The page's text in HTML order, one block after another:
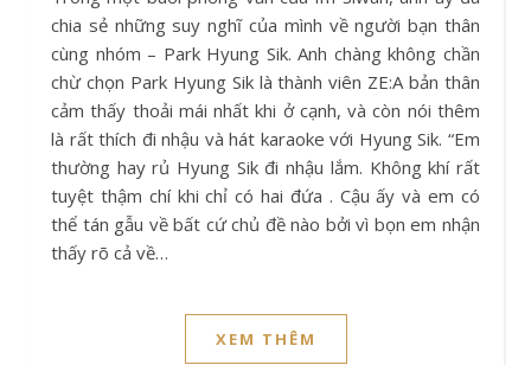
chia sẻ những suy nghĩ của mình về người bạn thân
cùng nhóm – Park Hyung Sik. Anh chàng không chần
chừ chọn Park Hyung Sik là thành viên ZE:A bản thân
cảm thấy thoải mái nhất khi ở cạnh, và còn nói thêm
là rất thích đi nhậu và hát karaoke với Hyung Sik. “Em
thường hay rủ Hyung Sik đi nhậu lắm. Không khí rất
tuyệt thậm chí khi chỉ có hai đứa . Cậu ấy và em có
thể tán gẫu về bất cứ chủ đề nào bởi vì bọn em nhận
thấy rõ cả về…
XEM THÊM